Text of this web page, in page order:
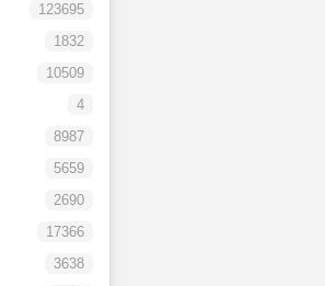
123695
1832
10509
4
8987
5659
2690
17366
3638